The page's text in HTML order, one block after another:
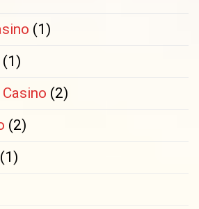
(1)
(1)
(2)
(2)
(1)